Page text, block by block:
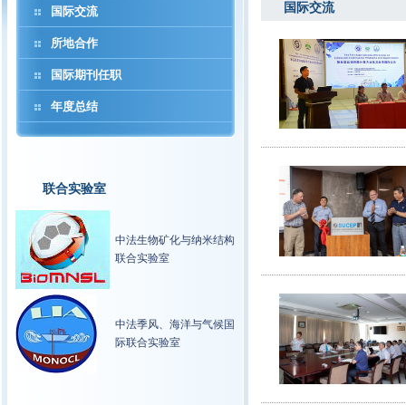
国际交流
所地合作
国际期刊任职
年度总结
联合实验室
中法生物矿化与纳米结构
联合实验室
中法季风、海洋与气候国
际联合实验室
国际交流